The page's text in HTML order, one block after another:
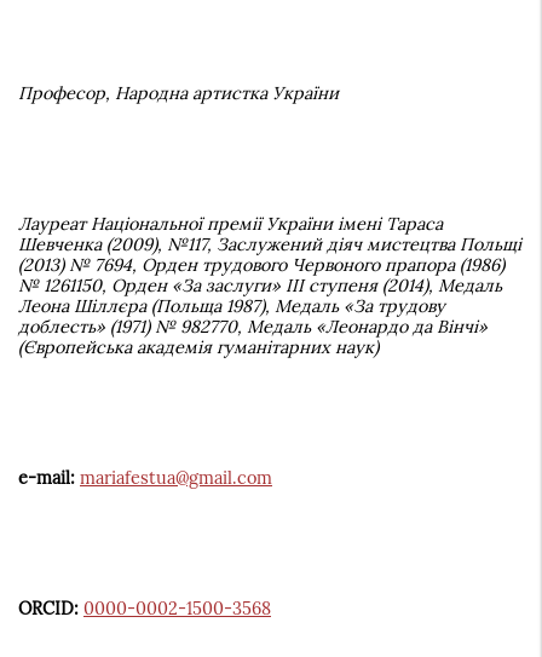
Професор, Народна артистка України
Лауреат Національної премії України імені Тараса
Шевченка (2009), №117, Заслужений діяч мистецтва Польщі
(2013) № 7694, Орден трудового Червоного прапора (1986)
№ 1261150, Орден «За заслуги» ІІІ ступеня (2014), Медаль
Леона Шіллєра (Польща 1987), Медаль «За трудову
доблесть» (1971) № 982770, Медаль «Леонардо да Вінчі»
(Європейська академія гуманітарних наук)
e-mail: mariafestua@gmail.com
ORCID: 0000-0002-1500-3568